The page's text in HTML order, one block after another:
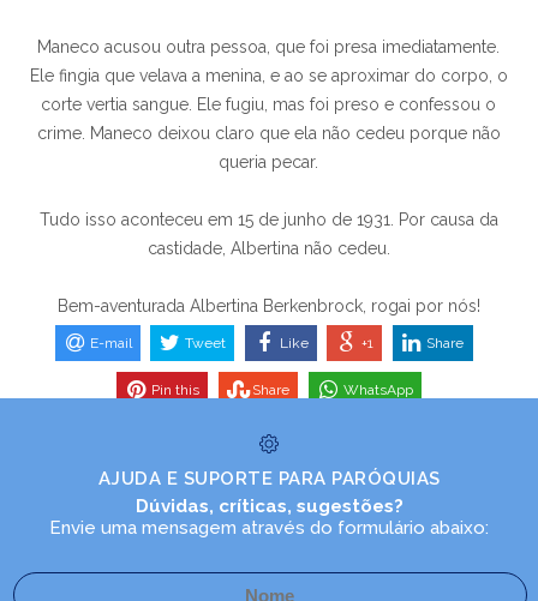
Maneco acusou outra pessoa, que foi presa imediatamente.
Ele fingia que velava a menina, e ao se aproximar do corpo, o
corte vertia sangue. Ele fugiu, mas foi preso e confessou o
crime. Maneco deixou claro que ela não cedeu porque não
queria pecar.
Tudo isso aconteceu em 15 de junho de 1931. Por causa da
castidade, Albertina não cedeu.
Bem-aventurada Albertina Berkenbrock, rogai por nós!
E-mail Tweet Like +1 Share
Pin this Share WhatsApp
AJUDA E SUPORTE PARA PARÓQUIAS
Dúvidas, críticas, sugestões?
Envie uma mensagem através do formulário abaixo: